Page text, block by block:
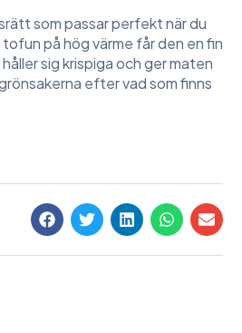
som passar perfekt när du
på hög värme får den en fin
sig krispiga och ger maten
efter vad som finns